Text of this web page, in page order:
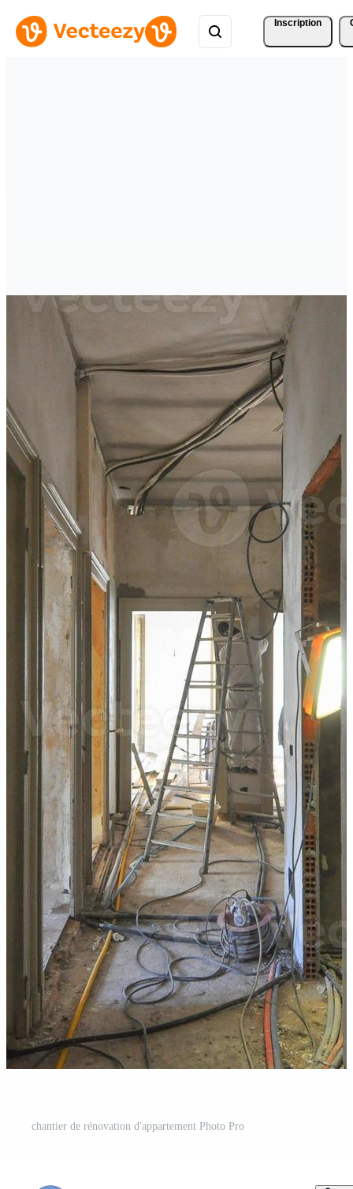
Inscription
chantier de rénovation d'appartement Photo Pro